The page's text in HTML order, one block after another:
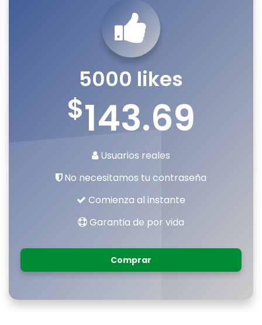
5000 likes
$143.69
Usuarios reales
No necesitamos tu contraseña
Comienza al instante
Garantia de por vida
Comprar